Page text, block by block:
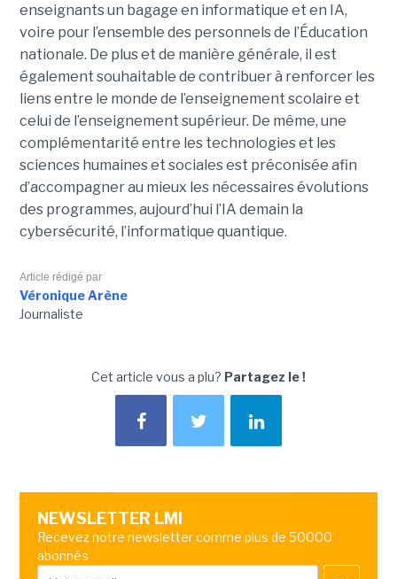
enseignants un bagage en informatique et en IA,
voire pour l’ensemble des personnels de l’Éducation
nationale. De plus et de manière générale, il est
également souhaitable de contribuer à renforcer les
liens entre le monde de l’enseignement scolaire et
celui de l’enseignement supérieur. De même, une
complémentarité entre les technologies et les
sciences humaines et sociales est préconisée afin
d’accompagner au mieux les nécessaires évolutions
des programmes, aujourd’hui l’IA demain la
cybersécurité, l’informatique quantique.
Article rédigé par
Véronique Arène
Journaliste
Cet article vous a plu? Partagez le !
NEWSLETTER LMI
Recevez notre newsletter comme plus de 50000
abonnés